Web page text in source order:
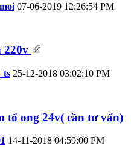
07-06-2019 12:26:54 PM
220v
25-12-2018 03:02:10 PM
tổ ong 24v( cần tư vấn)
14-11-2018 04:59:00 PM